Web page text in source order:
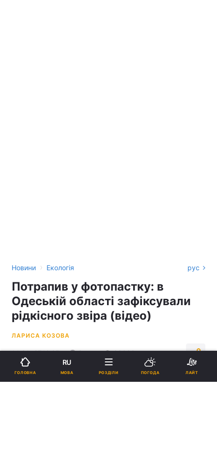
Новини › Екологія рус
Потрапив у фотопастку: в
Одеській області зафіксували
рідкісного звіра (відео)
ЛАРИСА КОЗОВА
14:30, 27.12.25 3 хв. 69083
Підпишіться на нас в Google
ГОЛОВНА
RU
МОВА РОЗДІЛИ ПОГОДА ЛАЙТ